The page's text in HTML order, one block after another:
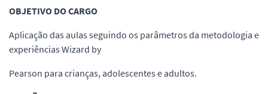
OBJETIVO DO CARGO
Aplicação das aulas seguindo os parâmetros da metodologia e
experiências Wizard by
Pearson para crianças, adolescentes e adultos.